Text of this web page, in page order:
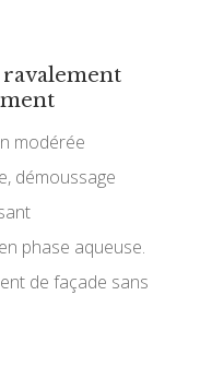
ravalement
modérée
démoussage
phase aqueuse.
de façade sans